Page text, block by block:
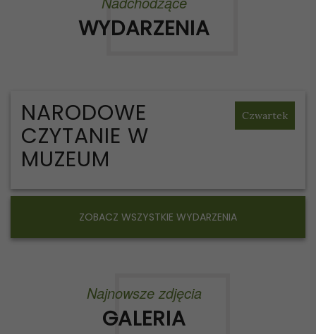
WYDARZENIA
Czwartek
NARODOWE
CZYTANIE W
MUZEUM
ZOBACZ WSZYSTKIE WYDARZENIA
Najnowsze zdjęcia
GALERIA